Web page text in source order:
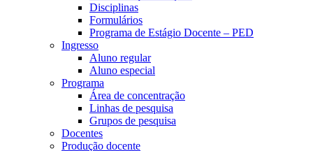
Disciplinas
Formulários
Programa de Estágio Docente – PED
Ingresso
Aluno regular
Aluno especial
Programa
Área de concentração
Linhas de pesquisa
Grupos de pesquisa
Docentes
Produção docente